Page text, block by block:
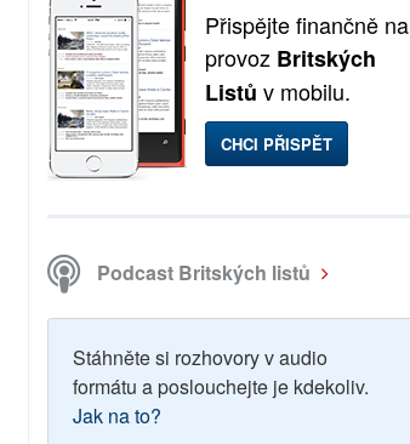
Přispějte finančně na
provoz Britských
Listů v mobilu.
CHCI PŘISPĚT
Podcast Britských listů
Stáhněte si rozhovory v audio
formátu a poslouchejte je kdekoliv.
Jak na to?